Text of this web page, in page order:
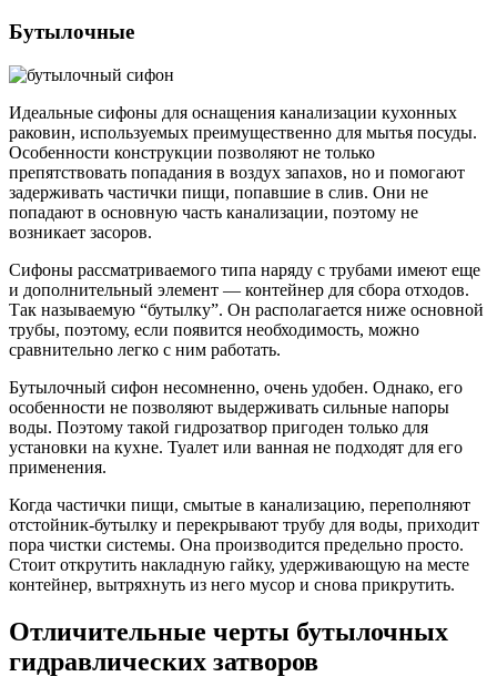
Бутылочные
Идеальные сифоны для оснащения канализации кухонных
раковин, используемых преимущественно для мытья посуды.
Особенности конструкции позволяют не только
препятствовать попадания в воздух запахов, но и помогают
задерживать частички пищи, попавшие в слив. Они не
попадают в основную часть канализации, поэтому не
возникает засоров.
Сифоны рассматриваемого типа наряду с трубами имеют еще
и дополнительный элемент — контейнер для сбора отходов.
Так называемую “бутылку”. Он располагается ниже основной
трубы, поэтому, если появится необходимость, можно
сравнительно легко с ним работать.
Бутылочный сифон несомненно, очень удобен. Однако, его
особенности не позволяют выдерживать сильные напоры
воды. Поэтому такой гидрозатвор пригоден только для
установки на кухне. Туалет или ванная не подходят для его
применения.
Когда частички пищи, смытые в канализацию, переполняют
отстойник-бутылку и перекрывают трубу для воды, приходит
пора чистки системы. Она производится предельно просто.
Стоит открутить накладную гайку, удерживающую на месте
контейнер, вытряхнуть из него мусор и снова прикрутить.
Отличительные черты бутылочных
гидравлических затворов